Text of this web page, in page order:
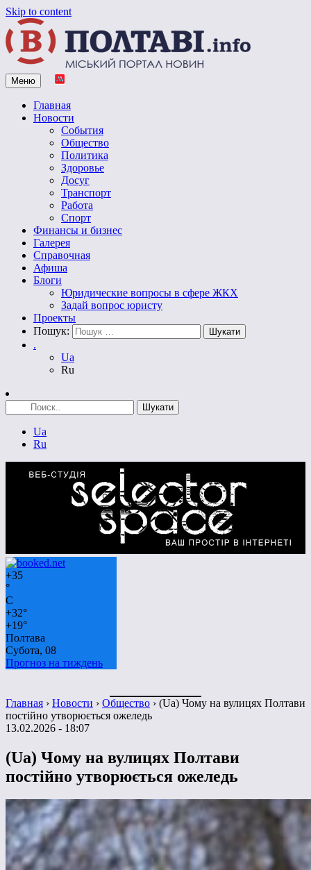
Skip to content
Vpoltave.info
Полтавский портал новостей
Меню
Главная
Новости
События
Общество
Политика
Здоровье
Досуг
Транспорт
Работа
Спорт
Финансы и бизнес
Галерея
Справочная
Афиша
Блоги
Юридические вопросы в сфере ЖКХ
Задай вопрос юристу
Проекты
Пошук:
.
Ua
Ru
Ua
Ru
+35
°
C
+32°
+19°
Полтава
Субота, 08
Прогноз на тиждень
Главная › Новости › Общество › (Ua) Чому на вулицях Полтави
постійно утворюється ожеледь
13.02.2026 - 18:07
(Ua) Чому на вулицях Полтави
постійно утворюється ожеледь